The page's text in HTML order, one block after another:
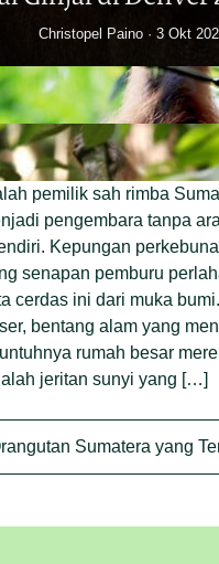
Christopel Paino 3 Okt
di Rawa
Junaidi Hanafiah 27 Agu
Modus
pemilik sah rimba
pengembara tanpa
Kepungan
senapan pemburu
cerdas ini dari muka
bentang alam yang
rumah besar
jeritan sunyi yang […]